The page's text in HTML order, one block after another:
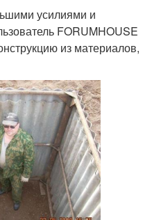
усилиями и
FORUMHOUSE
из материалов,